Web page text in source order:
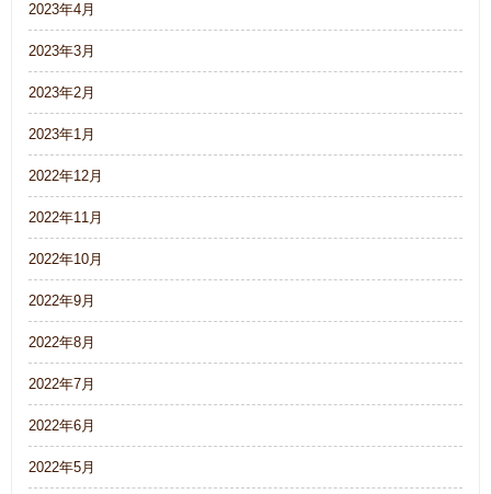
2023年4月
2023年3月
2023年2月
2023年1月
2022年12月
2022年11月
2022年10月
2022年9月
2022年8月
2022年7月
2022年6月
2022年5月